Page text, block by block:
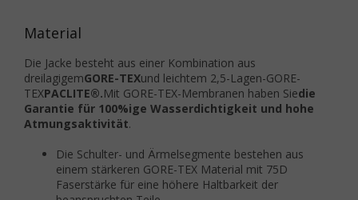
Material
Die Jacke besteht aus einer Kombination aus
dreilagigemGORE-TEXund leichtem 2,5-Lagen-GORE-
TEXPACLITE®.Mit GORE-TEX-Membranen haben Siedie
Garantie für 100%ige Wasserdichtigkeit und hohe
Atmungsaktivität.
Die Schulter- und Ärmelsegmente bestehen aus
einem stärkeren GORE-TEX Material mit 75D
Faserstärke für eine höhere Haltbarkeit der